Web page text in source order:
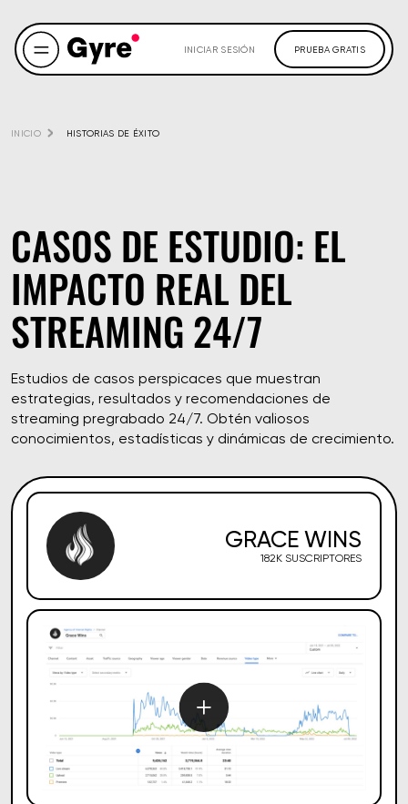
INICIAR SESIÓN PRUEBA GRATIS
INICIO HISTORIAS DE ÉXITO
CASOS DE ESTUDIO: EL
IMPACTO REAL DEL
STREAMING 24/7
Estudios de casos perspicaces que muestran
estrategias, resultados y recomendaciones de
streaming pregrabado 24/7. Obtén valiosos
conocimientos, estadísticas y dinámicas de crecimiento.
GRACE WINS
182K SUSCRIPTORES